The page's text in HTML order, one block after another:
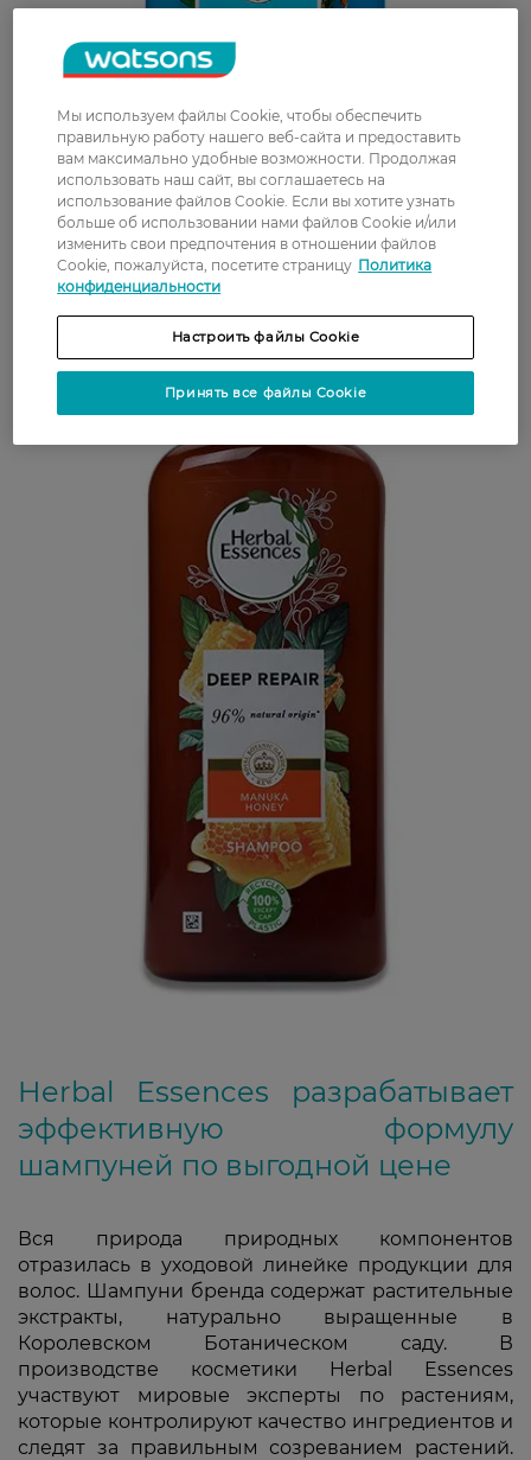
Herbal Essences разрабатывает
эффективную формулу
шампуней по выгодной цене
Вся природа природных компонентов
отразилась в уходовой линейке продукции для
волос. Шампуни бренда содержат растительные
экстракты, натурально выращенные в
Королевском Ботаническом саду. В
производстве косметики Herbal Essences
участвуют мировые эксперты по растениям,
которые контролируют качество ингредиентов и
следят за правильным созреванием растений.
Мы используем файлы Cookie, чтобы обеспечить
правильную работу нашего веб-сайта и предоставить
вам максимально удобные возможности. Продолжая
использовать наш сайт, вы соглашаетесь на
использование файлов Cookie. Если вы хотите узнать
больше об использовании нами файлов Cookie и/или
изменить свои предпочтения в отношении файлов
Cookie, пожалуйста, посетите страницу Политика
конфиденциальности
Настроить файлы Cookie
Принять все файлы Cookie